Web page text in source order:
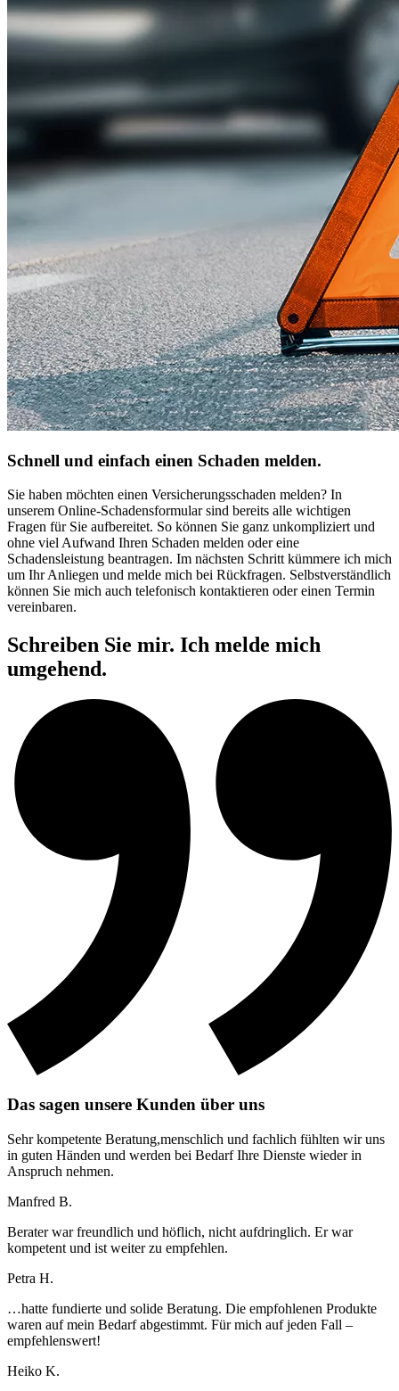
Schnell und einfach einen Schaden melden.
Sie haben möchten einen Versicherungsschaden melden? In
unserem Online-Schadensformular sind bereits alle wichtigen
Fragen für Sie aufbereitet. So können Sie ganz unkompliziert und
ohne viel Aufwand Ihren Schaden melden oder eine
Schadensleistung beantragen. Im nächsten Schritt kümmere ich mich
um Ihr Anliegen und melde mich bei Rückfragen. Selbstverständlich
können Sie mich auch telefonisch kontaktieren oder einen Termin
vereinbaren.
Schreiben Sie mir. Ich melde mich
umgehend.
Das sagen unsere Kunden über uns
Sehr kompetente Beratung,menschlich und fachlich fühlten wir uns
in guten Händen und werden bei Bedarf Ihre Dienste wieder in
Anspruch nehmen.
Manfred B.
Berater war freundlich und höflich, nicht aufdringlich. Er war
kompetent und ist weiter zu empfehlen.
Petra H.
…hatte fundierte und solide Beratung. Die empfohlenen Produkte
waren auf mein Bedarf abgestimmt. Für mich auf jeden Fall –
empfehlenswert!
Heiko K.